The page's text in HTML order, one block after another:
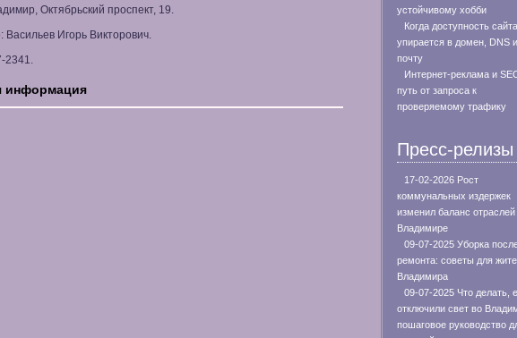
Октябрьский проспект, 19.
Васильев Игорь Викторович.
2341.
информация
устойчивому хобби
Когда доступность сайта
упирается в домен, DNS и
почту
Интернет-реклама и
путь от запроса к
проверяемому трафику
Пресс-релизы
17-02-2026 Рост
коммунальных издержек
изменил баланс отраслей
Владимире
09-07-2025 Уборка
ремонта: советы для
Владимира
09-07-2025 Что делать,
отключили свет во
пошаговое руководство